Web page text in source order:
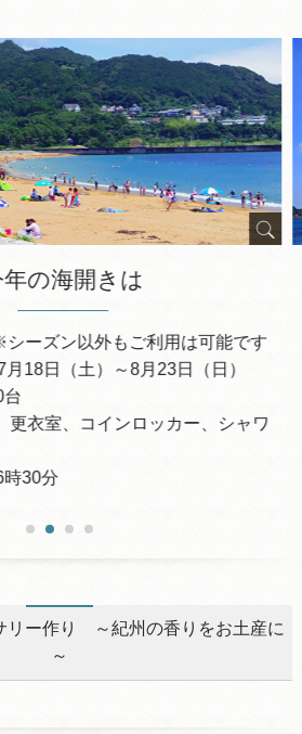
の海開きは
ーズン以外もご利用は可能です
日（土）～8月23日（日）
衣室、コインロッカー、シャワ
30分
ー作り ～紀州の香りをお土産に
～